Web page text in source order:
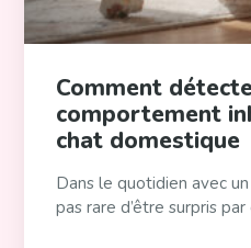
Comment
comportement
chat domestique
Dans le quotidien avec
pas rare d’être surpris par